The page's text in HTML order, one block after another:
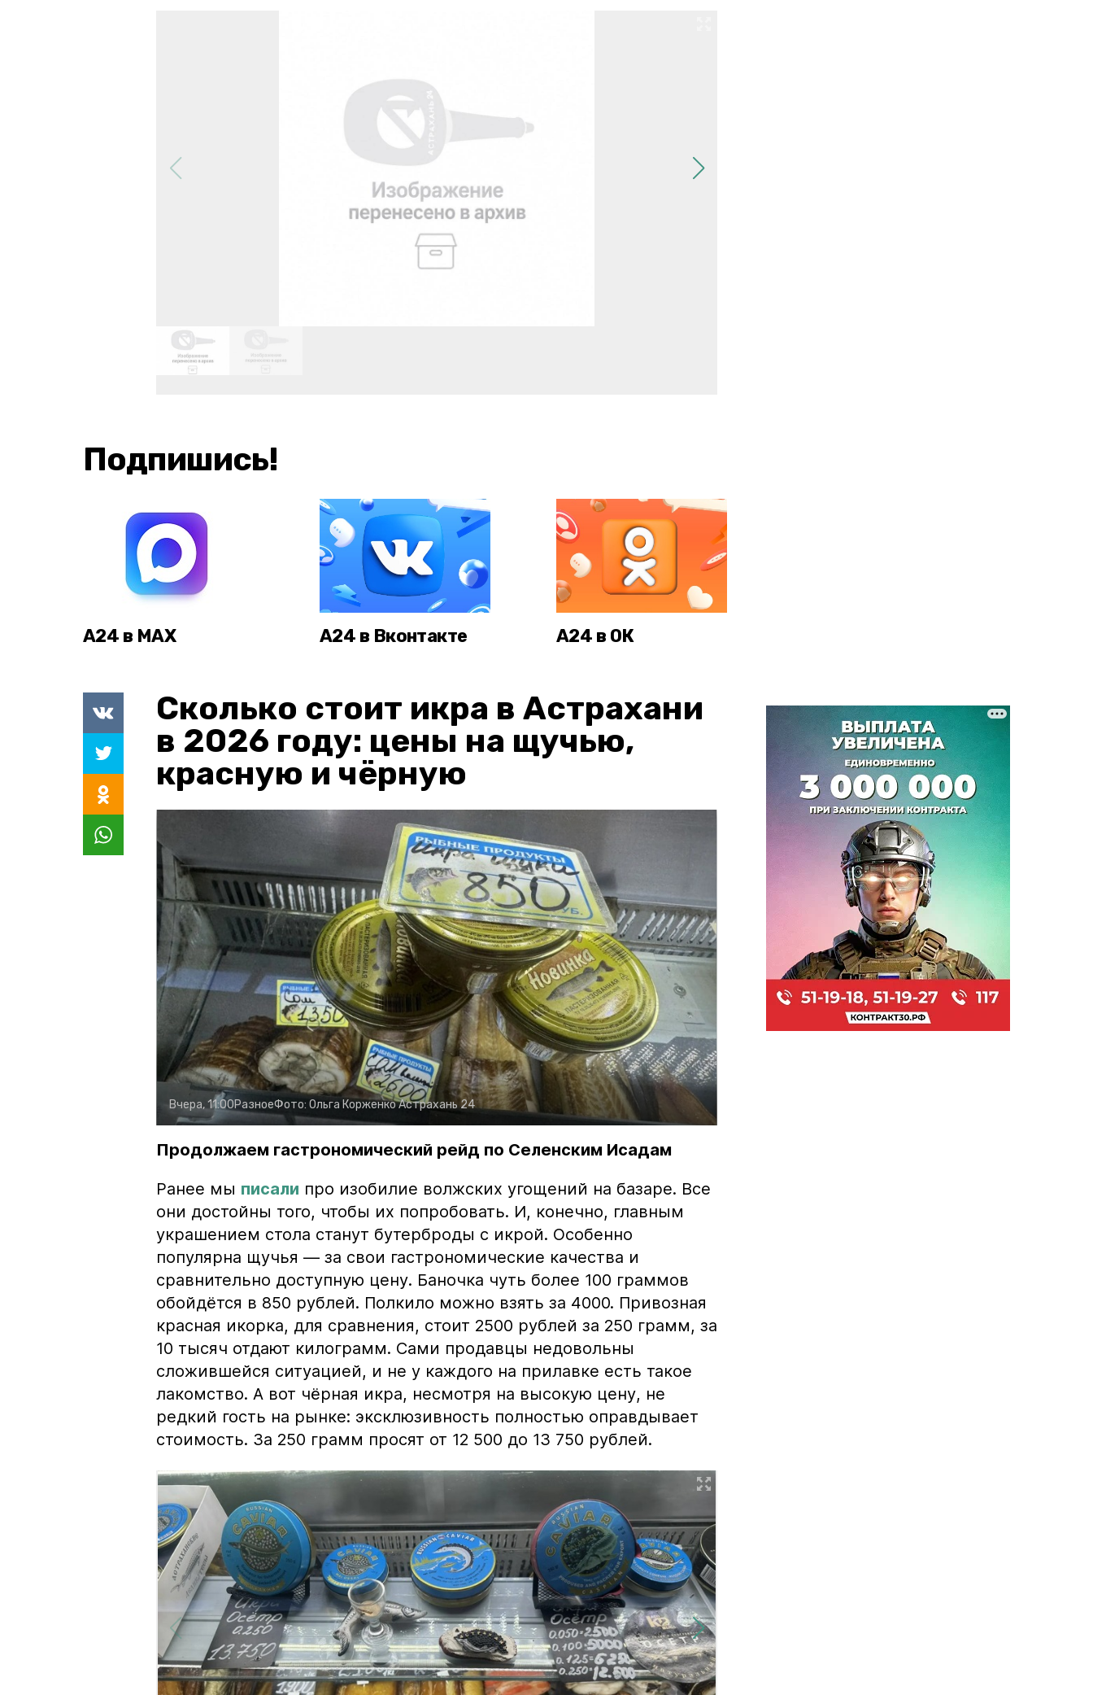
Подпишись!
А24 в MAX А24 в Вконтакте А24 в ОК
Сколько стоит икра в Астрахани
в 2026 году: цены на щучью,
красную и чёрную
Вчера, 11:00РазноеФото: Ольга КорженкоАстрахань 24
Продолжаем гастрономический рейд по Селенским Исадам
Ранее мы писали про изобилие волжских угощений на базаре. Все
они достойны того, чтобы их попробовать. И, конечно, главным
украшением стола станут бутерброды с икрой. Особенно
популярна щучья — за свои гастрономические качества и
сравнительно доступную цену. Баночка чуть более 100 граммов
обойдётся в 850 рублей. Полкило можно взять за 4000. Привозная
красная икорка, для сравнения, стоит 2500 рублей за 250 грамм, за
10 тысяч отдают килограмм. Сами продавцы недовольны
сложившейся ситуацией, и не у каждого на прилавке есть такое
лакомство. А вот чёрная икра, несмотря на высокую цену, не
редкий гость на рынке: эксклюзивность полностью оправдывает
стоимость. За 250 грамм просят от 12 500 до 13 750 рублей.